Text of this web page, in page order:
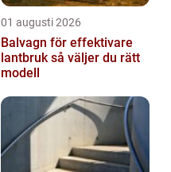
01 augusti 2026
Balvagn för effektivare
lantbruk så väljer du rätt
modell